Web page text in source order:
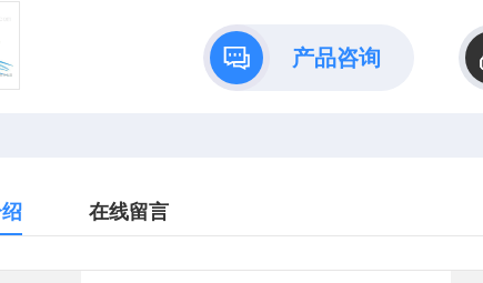
产品咨询
在线留言